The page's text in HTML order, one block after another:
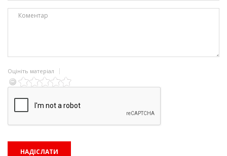
Оцініть матеріал